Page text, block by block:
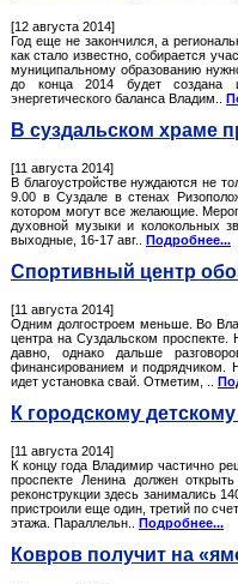
[12 августа 2014]
Год еще не закончился, а
как стало известно, собирается
муниципальному образованию
до конца 2014 будет создана
энергетического баланса Владим..
В суздальском храме
[11 августа 2014]
В благоустройстве нуждаются не
9.00 в Суздале в стенах
котором могут все желающие.
духовной музыки и колокольных
выходные, 16-17 авг.. Подробнее...
Спортивный центр
[11 августа 2014]
Одним долгостроем меньше. Во
центра на Суздальском
давно, однако дальше
финансированием и подрядчиком.
идет установка свай. Отметим, ..
К городскому
[11 августа 2014]
К концу года Владимир частично
проспекте Ленина должен
реконструкции здесь занимались
пристроили еще один, третий по
этажа. Параллельн.. Подробнее...
Ковров получит на